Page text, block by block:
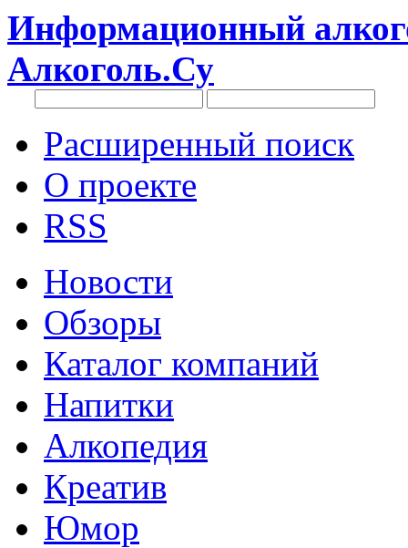
Информационный
Алкоголь.Су
Расширенный поиск
О проекте
RSS
Новости
Обзоры
Каталог компаний
Напитки
Алкопедия
Креатив
Юмор